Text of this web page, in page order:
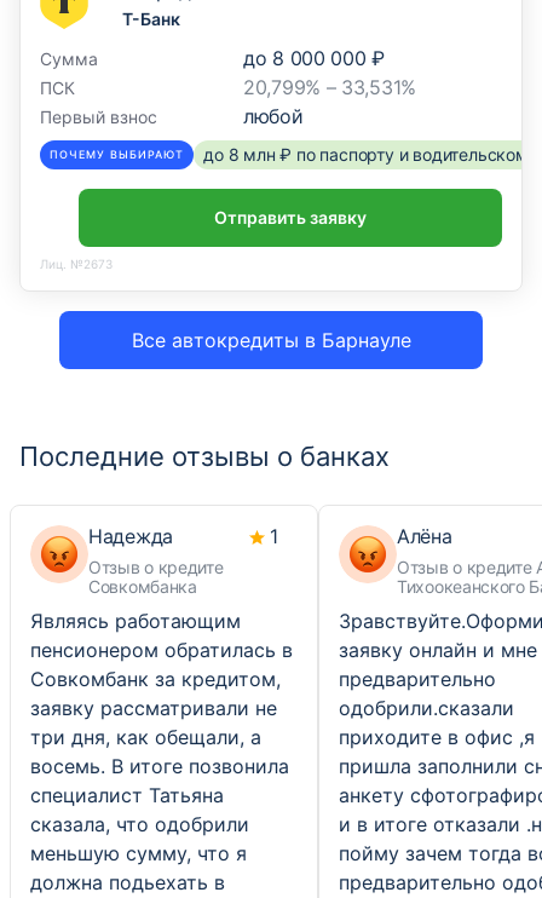
Все автокредиты в Барнауле
Т-Банк
Сумма
до 8 000 000 ₽
ПСК 20,799% – 33,531%
Первый взнос любой
ПОЧЕМУ ВЫБИРАЮТ до 8 млн ₽ по паспорту и
Отправить заявку
Лиц. №2673
Последние отзывы о банках
Надежда
Отзыв о кредите
Совкомбанка
1
Являясь работающим
пенсионером обратилась в
Совкомбанк за кредитом,
заявку рассматривали не
три дня, как обещали, а
восемь. В итоге позвонила
специалист Татьяна
сказала, что одобрили
меньшую сумму, что я
должна подьехать в
Алёна
Отзыв о кредите
Тихоокеанского
заявку онлайн и мне
предварительно
одобрили.сказали
приходите в офис ,я
пришла заполнили
анкету
и в итоге отказали
пойму зачем тогда
предварительно